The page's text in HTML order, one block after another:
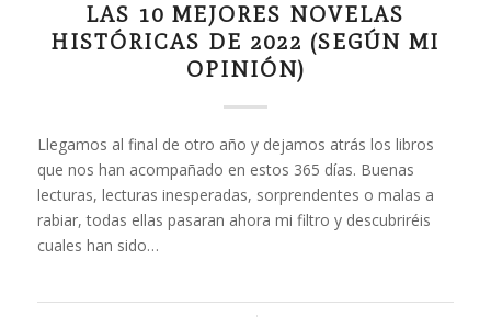
LAS 10 MEJORES NOVELAS
HISTÓRICAS DE 2022 (SEGÚN MI
OPINIÓN)
Llegamos al final de otro año y dejamos atrás los libros
que nos han acompañado en estos 365 días. Buenas
lecturas, lecturas inesperadas, sorprendentes o malas a
rabiar, todas ellas pasaran ahora mi filtro y descubriréis
cuales han sido…